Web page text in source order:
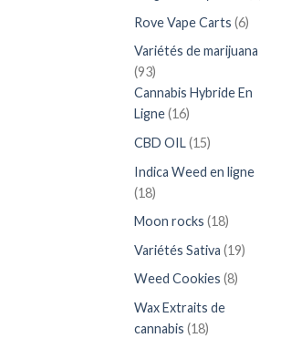
Rove Vape Carts 66
Variétés de marijuana
9393
produits
Cannabis Hybride En
Ligne 1616
produits
CBD OIL 1515
Indica Weed en ligne
1818
produits
Moon rocks 1818
produits
Variétés Sativa 1919
Weed Cookies 88
Wax Extraits de
cannabis 1818